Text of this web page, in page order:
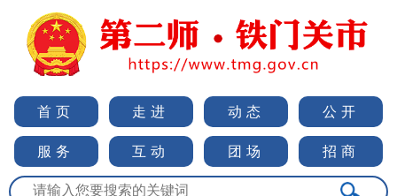
首页 走进 动态 公开
服务 互动 团场 招商